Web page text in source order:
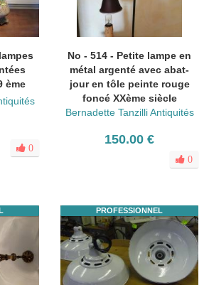
ème
0
No - 514 - Petite lampe en
métal argenté avec abat-
jour en tôle peinte rouge
foncé XXème siècle
Bernadette Tanzilli Antiquités
150.00 €
0
PROFESSIONNEL